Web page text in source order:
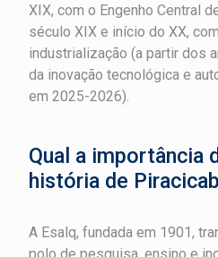
XIX, com o Engenho Central
século XIX e início do XX,
industrialização (a partir dos
da inovação tecnológica e
em 2025-2026).
Qual a importância
história de
A Esalq, fundada em 1901,